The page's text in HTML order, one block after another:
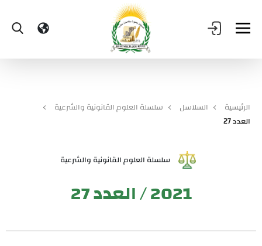
الرئيسية السلاسل
سلسلة العلوم القانونية والشرعية
العدد 27
سلسلة العلوم القانونية والشرعية
2021 / العدد 27